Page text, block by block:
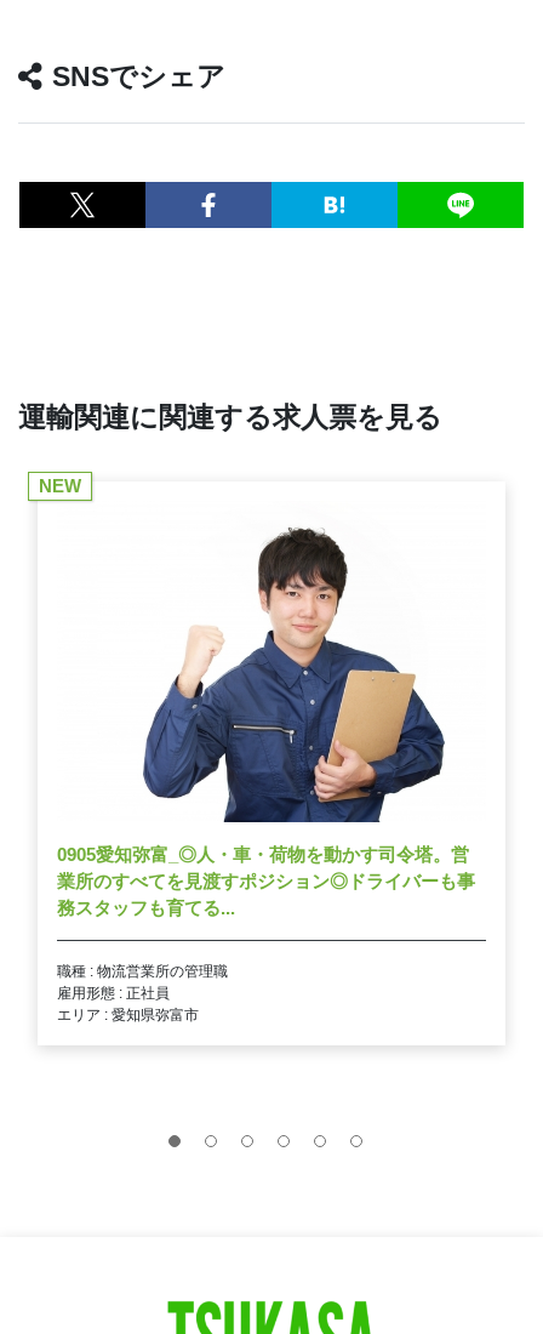
SNSでシェア
運輸関連に関連する求人票を見る
NEW
0905愛知弥富_◎人・車・荷物を動かす司令塔。営
業所のすべてを見渡すポジション◎ドライバーも事
務スタッフも育てる...
職種 : 物流営業所の管理職
雇用形態 : 正社員
エリア : 愛知県弥富市